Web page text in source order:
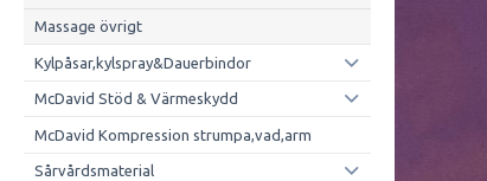
Massage övrigt
Kylpåsar,kylspray&Dauerbindor
McDavid Stöd & Värmeskydd
McDavid Kompression strumpa,vad,arm
Sårvårdsmaterial